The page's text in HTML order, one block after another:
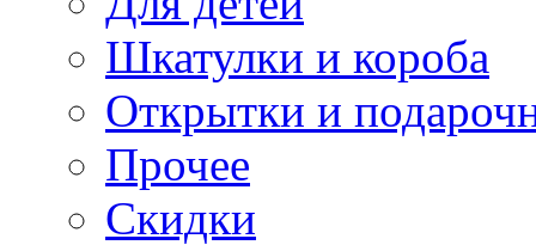
Шкатулки и короба
Открытки и
Прочее
Скидки